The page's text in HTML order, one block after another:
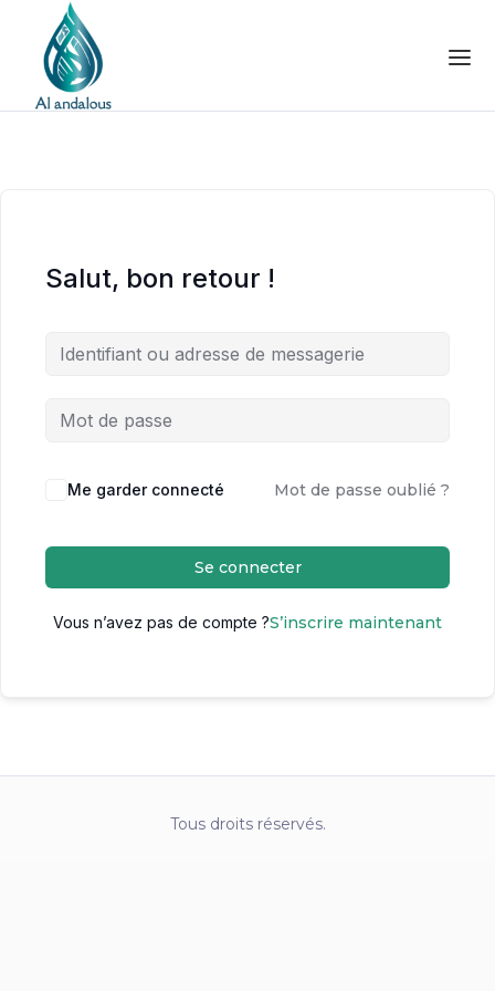
Salut, bon retour !
Me garder connecté Mot de passe oublié ?
Se connecter
Vous n’avez pas de compte ?S’inscrire maintenant
Tous droits réservés.